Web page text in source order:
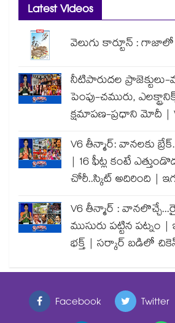
Latest Videos
వెలుగు కార్టూన్ :
నీటిపారుదల
పెంపు-చమురు,
క్షమాపణ-ప్రధాని మోదీ |
V6 తీన్మార్: వానలకు
| 16 ఫీట్ల కంటే
చోరీ..స్కిట్ అదిరింది | ఇగ
V6 తీన్మార్ :
ముసురు పట్టిన పట్నం
భక్త్ | సర్కార్ బడిలో
Facebook Twitter